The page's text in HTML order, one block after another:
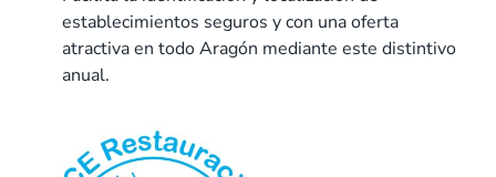
establecimientos seguros y con una oferta
atractiva en todo Aragón mediante este distintivo
anual.